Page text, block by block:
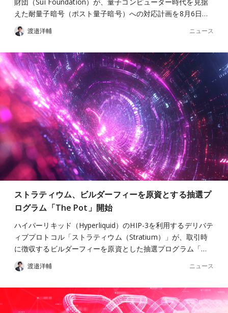
えた耐量子暗号（ポスト量子暗号）への対応計画を8月6日…
渡邉洋輔 ニュース
ストラティウム、ビルダーフィーを原資とする抽選プ
ログラム「The Pot」開始
ハイパーリキッド（Hyperliquid）のHIP-3を利用するデリバテ
ィブプロトコル「ストラティウム（Stratium）」が、取引時
に徴収するビルダーフィーを原資とした抽選プログラム「…
渡邉洋輔 ニュース